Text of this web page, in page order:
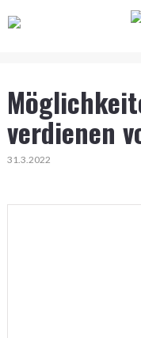
verdienen
31.3.2022